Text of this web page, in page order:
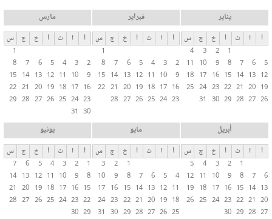
ب
ا
ت
ا
ل
أ
س
ا
س
ي
ة
يناير
أ ا ث أ خ ج
س
1
2
3
4
5
6
7
8
9
10
11
12
13
14
15
16
17
18
19
20
21
22
23
24
25
26
27
28
29
30
31
فبراير
أ ا ث أ خ ج
س
1
2
3
4
5
6
7
8
9
10
11
12
13
14
15
16
17
18
19
20
21
22
23
24
25
26
27
28
مارس
أ ا ث أ خ ج
س
1
2
3
4
5
6
7
8
9
10
11
12
13
14
15
16
17
18
19
20
21
22
23
24
25
26
27
28
29
30
31
أبريل
أ ا ث أ خ ج
س
1
2
3
4
5
6
7
8
9
10
11
12
13
14
15
16
17
18
19
20
21
22
23
24
25
26
27
28
29
30
مايو
أ ا ث أ خ ج
س
1
2
3
4
5
6
7
8
9
10
11
12
13
14
15
16
17
18
19
20
21
22
23
24
25
26
27
28
29
30
31
يونيو
أ ا ث أ خ ج
س
1
2
3
4
5
6
7
8
9
10
11
12
13
14
15
16
17
18
19
20
21
22
23
24
25
26
27
28
29
30